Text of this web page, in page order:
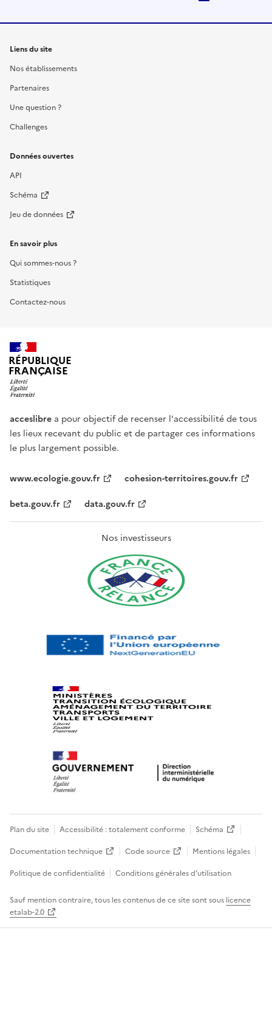
Liens du site
Nos établissements
Partenaires
Une question ?
Challenges
Données ouvertes
API
Schéma
Jeu de données
En savoir plus
Qui sommes-nous ?
Statistiques
Contactez-nous
RÉPUBLIQUE
FRANÇAISE
acceslibre a pour objectif de recenser l'accessibilité de tous
les lieux recevant du public et de partager ces informations
le plus largement possible.
www.ecologie.gouv.fr
cohesion-territoires.gouv.fr
beta.gouv.fr
data.gouv.fr
Nos investisseurs
Plan du site Accessibilité : totalement conforme
Schéma
Documentation technique
Code source
Mentions légales
Politique de confidentialité
Conditions générales d’utilisation
Sauf mention contraire, tous les contenus de ce site sont sous licence
etalab-2.0